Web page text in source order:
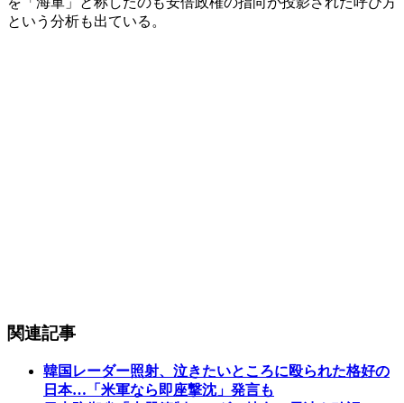
という分析も出ている。
関連記事
韓国レーダー照射、泣きたいところに殴られた格好の
日本…「米軍なら即座撃沈」発言も